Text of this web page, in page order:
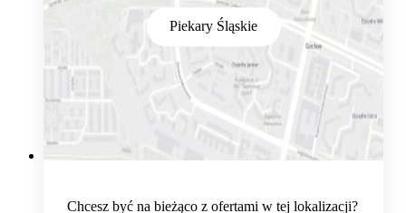
Piekary Śląskie
Chcesz być na bieżąco z ofertami w tej lokalizacji?